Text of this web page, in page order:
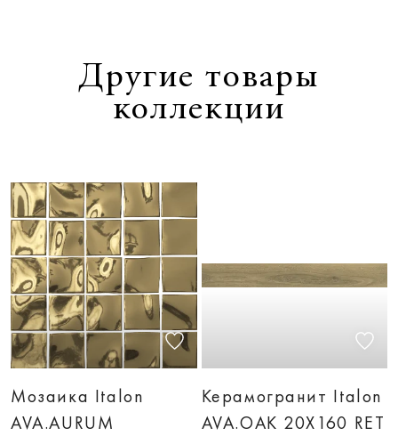
Другие товары
коллекции
Мозаика Italon
AVA.AURUM
Керамогранит Italon
AVA.OAK 20X160 RET